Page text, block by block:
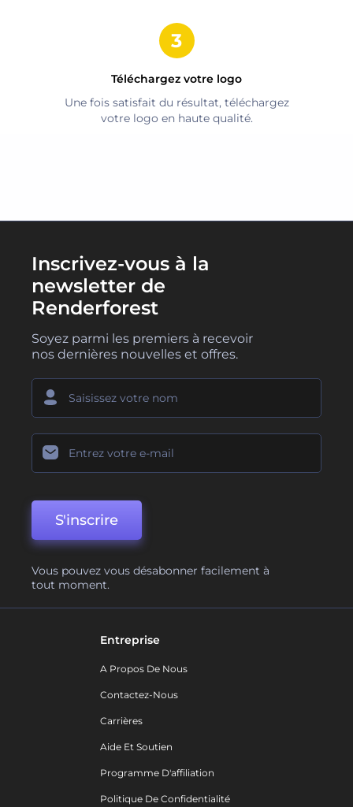
Téléchargez votre logo
Une fois satisfait du résultat, téléchargez
votre logo en haute qualité.
Inscrivez-vous à la
newsletter de
Renderforest
Soyez parmi les premiers à recevoir
nos dernières nouvelles et offres.
S'inscrire
Vous pouvez vous désabonner facilement à
tout moment.
Entreprise
A Propos De Nous
Contactez-Nous
Carrières
Aide Et Soutien
Programme D'affiliation
Politique De Confidentialité